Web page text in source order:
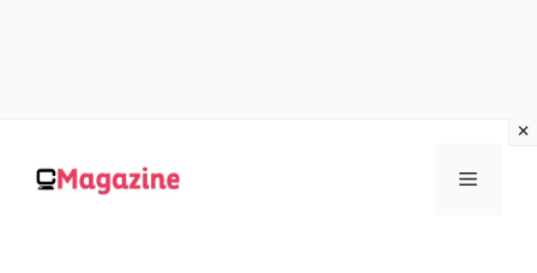
contenuto
MENU